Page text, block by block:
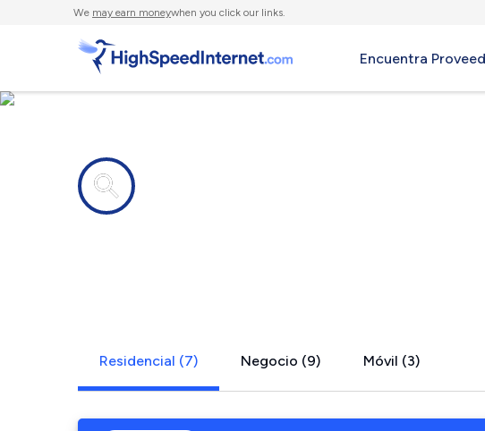
We may earn moneywhen you click our links.
Encuentra
Residencial (7) Negocio (9) Móvil (3)